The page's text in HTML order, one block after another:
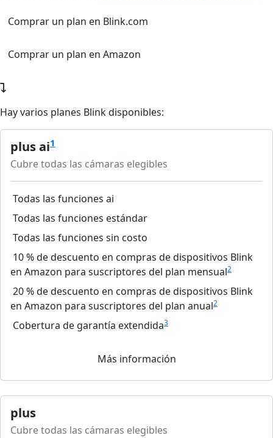
Comprar un plan en Blink.com
Comprar un plan en Amazon
Hay varios planes Blink disponibles:
plus ai1
Cubre todas las cámaras elegibles
Todas las funciones ai
Todas las funciones estándar
Todas las funciones sin costo
10 % de descuento en compras de dispositivos Blink
en Amazon para suscriptores del plan mensual2
20 % de descuento en compras de dispositivos Blink
en Amazon para suscriptores del plan anual2
Cobertura de garantía extendida3
Más información
plus
Cubre todas las cámaras elegibles